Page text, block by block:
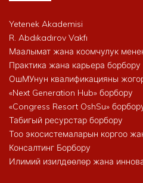
Yetenek Akademisi
R. Abdıkadırov Vakfı
Маалымат жана коомчулук
Практика жана карьера борбору
ОшМУнун квалификацияны
«Next Generation Hub» борбору
«Congress Resort OshSu»
Табигый ресурстар борбору
Тоо экосистемаларын коргоо
Консалтинг Борбору
Илимий изилдөөлөр жана